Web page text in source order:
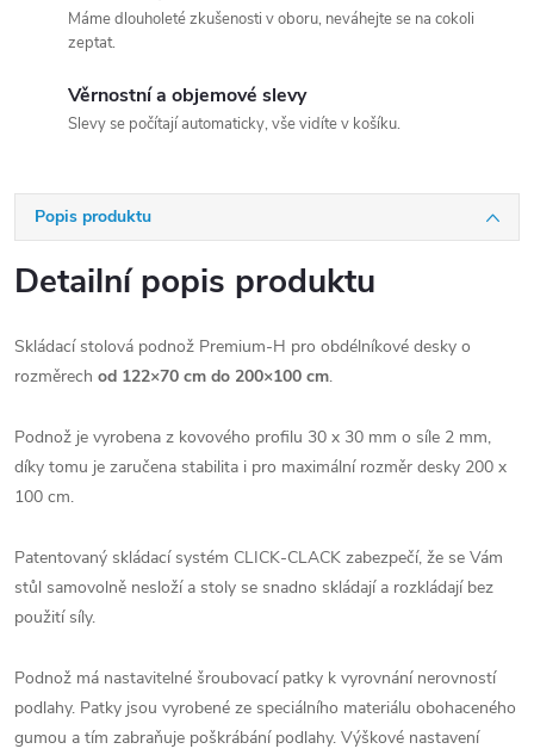
Máme dlouholeté zkušenosti v oboru, neváhejte se na cokoli
zeptat.
Věrnostní a objemové slevy
Slevy se počítají automaticky, vše vidíte v košíku.
Popis produktu
Detailní popis produktu
Skládací stolová podnož Premium-H pro obdélníkové desky o
rozměrech od 122×70 cm do 200×100 cm.
Podnož je vyrobena z kovového profilu 30 x 30 mm o síle 2 mm,
díky tomu je zaručena stabilita i pro maximální rozměr desky 200 x
100 cm.
Patentovaný skládací systém CLICK-CLACK zabezpečí, že se Vám
stůl samovolně nesloží a stoly se snadno skládají a rozkládají bez
použití síly.
Podnož má nastavitelné šroubovací patky k vyrovnání nerovností
podlahy. Patky jsou vyrobené ze speciálního materiálu obohaceného
gumou a tím zabraňuje poškrábání podlahy. Výškové nastavení